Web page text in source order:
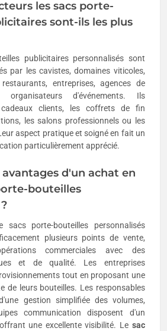
les sacs porte-
sont-ils les plus
publicitaires personnalisés sont
par les cavistes, domaines viticoles,
entreprises, agences de
organisateurs d'événements. Ils
clients, les coffrets de fin
les salons professionnels ou les
aspect pratique et soigné en fait un
particulièrement apprécié.
d'un achat en
bouteilles
sacs porte-bouteilles personnalisés
plusieurs points de vente,
commerciales avec des
et de qualité. Les entreprises
tout en proposant une
de leurs bouteilles. Les responsables
gestion simplifiée des volumes,
communication disposent d'un
une excellente visibilité. Le sac